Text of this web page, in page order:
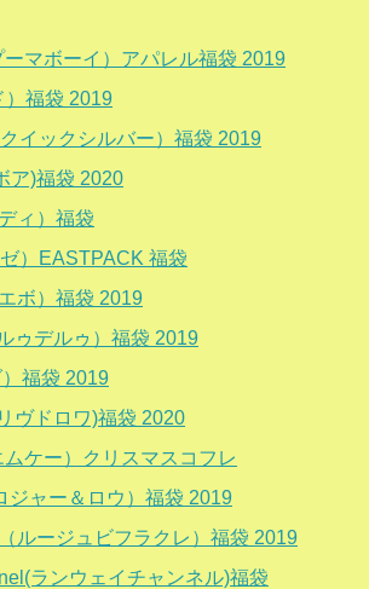
ーマボーイ）アパレル福袋 2019
）福袋 2019
イックシルバー）福袋 2019
ア)福袋 2020
ィ）福袋
）EASTPACK 福袋
ボ）福袋 2019
ゥデルゥ）福袋 2019
福袋 2019
ヴドロワ)福袋 2020
ケー）クリスマスコフレ
ジャー＆ロウ）福袋 2019
ルージュビフラクレ）福袋 2019
ランウェイチャンネル)福袋